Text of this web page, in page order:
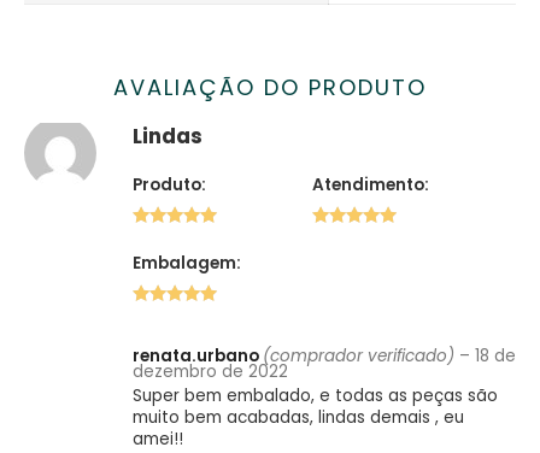
AVALIAÇÃO DO PRODUTO
Lindas
Produto: Atendimento:
Embalagem:
renata.urbano (comprador verificado) – 18 de
dezembro de 2022
Super bem embalado, e todas as peças são
muito bem acabadas, lindas demais , eu
amei!!